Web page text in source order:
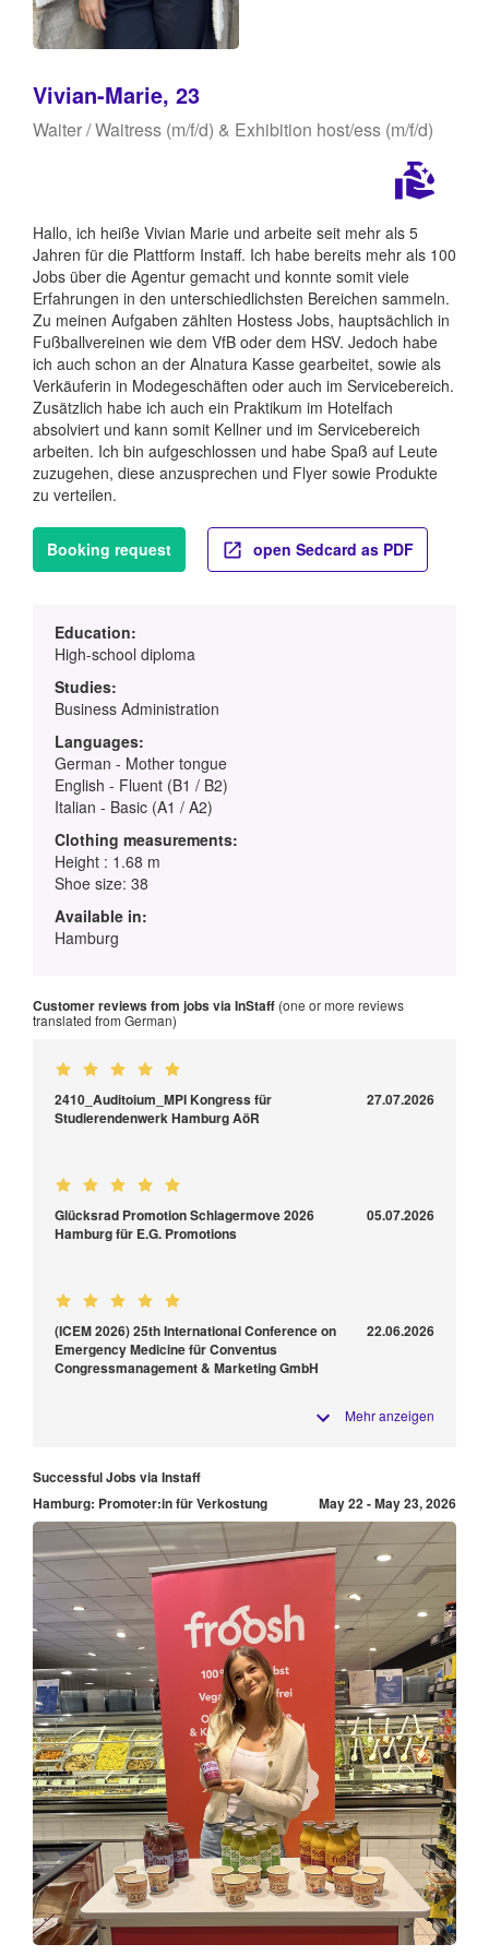
Vivian-Marie, 23
Waiter / Waitress (m/f/d) & Exhibition host/ess (m/f/d)
Hallo, ich heiße Vivian Marie und arbeite seit mehr als 5
Jahren für die Plattform Instaff. Ich habe bereits mehr als 100
Jobs über die Agentur gemacht und konnte somit viele
Erfahrungen in den unterschiedlichsten Bereichen sammeln.
Zu meinen Aufgaben zählten Hostess Jobs, hauptsächlich in
Fußballvereinen wie dem VfB oder dem HSV. Jedoch habe
ich auch schon an der Alnatura Kasse gearbeitet, sowie als
Verkäuferin in Modegeschäften oder auch im Servicebereich.
Zusätzlich habe ich auch ein Praktikum im Hotelfach
absolviert und kann somit Kellner und im Servicebereich
arbeiten. Ich bin aufgeschlossen und habe Spaß auf Leute
zuzugehen, diese anzusprechen und Flyer sowie Produkte
zu verteilen.
Booking request open Sedcard as PDF
Education:
High-school diploma
Studies:
Business Administration
Languages:
German - Mother tongue
English - Fluent (B1 / B2)
Italian - Basic (A1 / A2)
Clothing measurements:
Height : 1.68 m
Shoe size: 38
Available in:
Hamburg
Customer reviews from jobs via InStaff (one or more reviews
translated from German)
2410_Auditoium_MPI Kongress für
Studierendenwerk Hamburg AöR
27.07.2026
Glücksrad Promotion Schlagermove 2026
Hamburg für E.G. Promotions
05.07.2026
(ICEM 2026) 25th International Conference on
Emergency Medicine für Conventus
Congressmanagement & Marketing GmbH
22.06.2026
Mehr anzeigen
Successful Jobs via Instaff
Hamburg: Promoter:in für Verkostung
May 22 - May 23, 2026